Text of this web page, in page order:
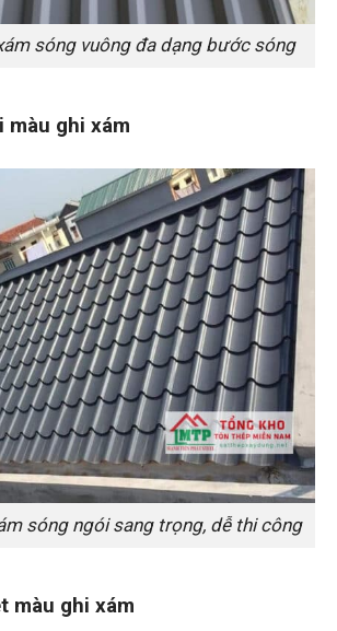
sóng vuông đa dạng bước sóng
màu ghi xám
sóng ngói sang trọng, dễ thi công
màu ghi xám